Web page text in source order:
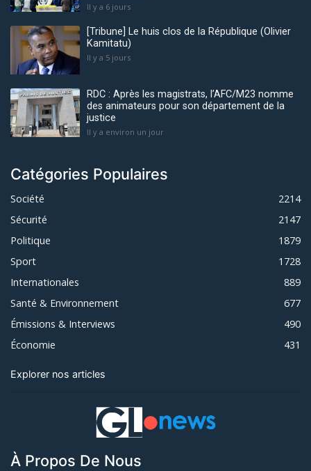
Il y a 6 jours
[Tribune] Le huis clos de la République (Olivier
Kamitatu)
Il y a 5 jours
RDC : Après les magistrats, l’AFC/M23 nomme
des animateurs pour son département de la
justice
Il y a environ un jour
Catégories Populaires
Société
2214
Sécurité
2147
Politique
1879
Sport
1728
Internationales
889
Santé & Environnement
677
Émissions & Interviews
490
Économie
431
Explorer nos articles
À Propos De Nous